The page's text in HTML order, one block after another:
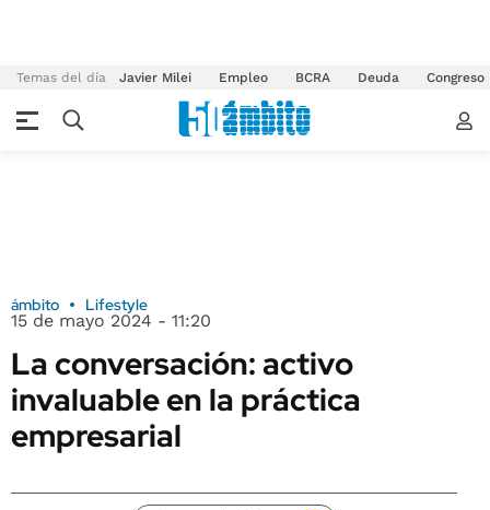
Temas del día Javier Milei Empleo BCRA Deuda Congreso
ámbito Lifestyle
15 de mayo 2024 - 11:20
La conversación: activo
invaluable en la práctica
empresarial